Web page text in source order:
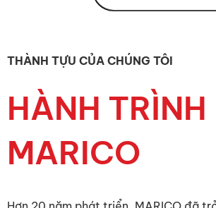
THÀNH TỰU CỦA CHÚNG TÔI
HÀNH TRÌNH
MARICO